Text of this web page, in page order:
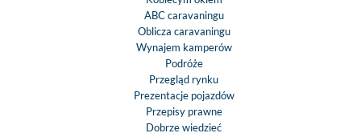
ABC caravaningu
Oblicza caravaningu
Wynajem kamperów
Podróże
Przegląd rynku
Prezentacje pojazdów
Przepisy prawne
Dobrze wiedzieć